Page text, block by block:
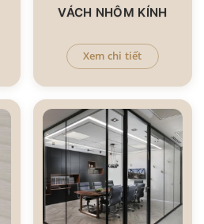
VÁCH NHÔM KÍNH
Xem chi tiết